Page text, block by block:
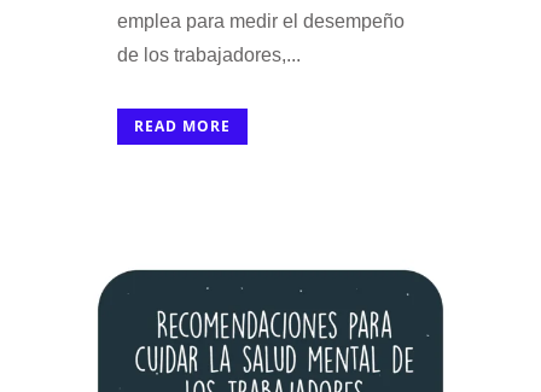
emplea para medir el desempeño
de los trabajadores,...
READ MORE